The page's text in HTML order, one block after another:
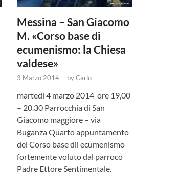
Messina – San Giacomo
M. «Corso base di
ecumenismo: la Chiesa
valdese»
3 Marzo 2014 - byCarlo
martedì 4 marzo 2014 ore 19,00
– 20.30 Parrocchia di San
Giacomo maggiore – via
Buganza Quarto appuntamento
del Corso base dii ecumenismo
fortemente voluto dal parroco
Padre Ettore Sentimentale.